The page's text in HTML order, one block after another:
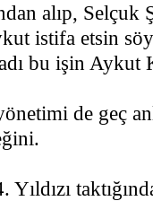
alıp, Selçuk
istifa etsin
bu işin
de geç
Yıldızı